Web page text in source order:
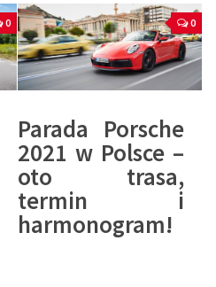
0 0
Parada Porsche
2021 w Polsce –
oto trasa,
termin i
harmonogram!